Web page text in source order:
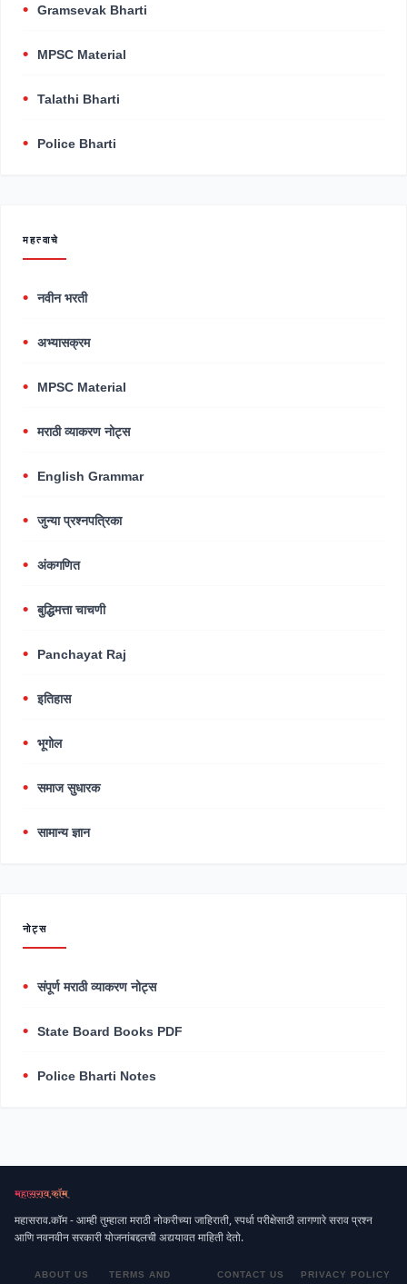
Gramsevak Bharti
MPSC Material
Talathi Bharti
Police Bharti
महत्वाचे
नवीन भरती
अभ्यासक्रम
MPSC Material
मराठी व्याकरण नोट्स
English Grammar
जुन्या प्रश्नपत्रिका
अंकगणित
बुद्धिमत्ता चाचणी
Panchayat Raj
इतिहास
भूगोल
समाज सुधारक
सामान्य ज्ञान
नोट्स
संपूर्ण मराठी व्याकरण नोट्स
State Board Books PDF
Police Bharti Notes
महासराव.कॉम - आम्ही तुम्हाला मराठी नोकरीच्या जाहिराती, स्पर्धा परीक्षेसाठी लागणारे सराव प्रश्न
आणि नवनवीन सरकारी योजनांबद्दलची अद्ययावत माहिती देतो.
ABOUT US
TERMS AND
CONTACT US PRIVACY POLICY